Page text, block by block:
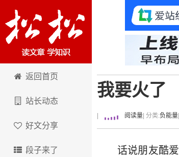
卢松松博客
返回首页
站长动态
好文分享
段子来了
我要火了
阅读量 | 分类:负能量
话说朋友酷